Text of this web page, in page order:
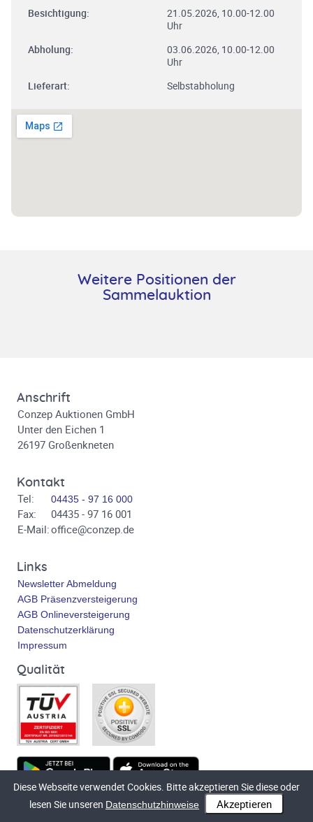
Besichtigung:
21.05.2026, 10.00-12.00
Uhr
Abholung:
03.06.2026, 10.00-12.00
Uhr
Lieferart:
Selbstabholung
Weitere Positionen der
Sammelauktion
Anschrift
Conzep Auktionen GmbH
Unter den Eichen 1
26197 Großenkneten
Kontakt
Tel: 04435 - 97 16 000
Fax:
04435 - 97 16 001
E-Mail:office@conzep.de
Links
Newsletter Abmeldung
AGB Präsenzversteigerung
AGB Onlineversteigerung
Datenschutzerklärung
Impressum
Qualität
Technische Umsetzungbluetronix.de
Diese Webseite verwendet Cookies. Bitte akzeptieren Sie diese oder
lesen Sie unseren Datenschutzhinweise